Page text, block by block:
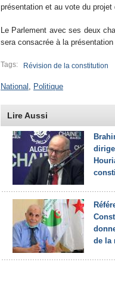
présentation et au vote du
Le Parlement avec ses deux
sera consacrée à la
Tags: Révision de la constitution
National , Politique
Lire Aussi
de la